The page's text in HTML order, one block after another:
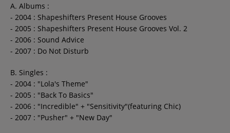
A. Albums :
- 2004 : Shapeshifters Present House Grooves
- 2005 : Shapeshifters Present House Grooves Vol. 2
- 2006 : Sound Advice
- 2007 : Do Not Disturb
B. Singles :
- 2004 : "Lola's Theme"
- 2005 : "Back To Basics"
- 2006 : "Incredible" + "Sensitivity"(featuring Chic)
- 2007 : "Pusher" + "New Day"